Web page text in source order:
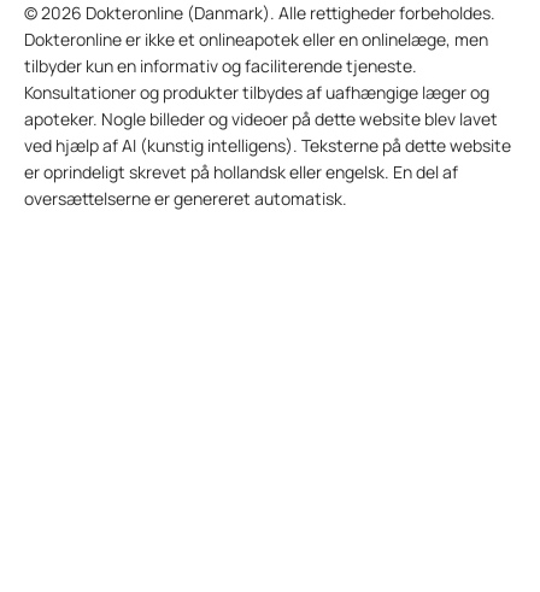
© 2026 Dokteronline (Danmark). Alle rettigheder forbeholdes.
Dokteronline er ikke et onlineapotek eller en onlinelæge, men
tilbyder kun en informativ og faciliterende tjeneste.
Konsultationer og produkter tilbydes af uafhængige læger og
apoteker. Nogle billeder og videoer på dette website blev lavet
ved hjælp af AI (kunstig intelligens). Teksterne på dette website
er oprindeligt skrevet på hollandsk eller engelsk. En del af
oversættelserne er genereret automatisk.